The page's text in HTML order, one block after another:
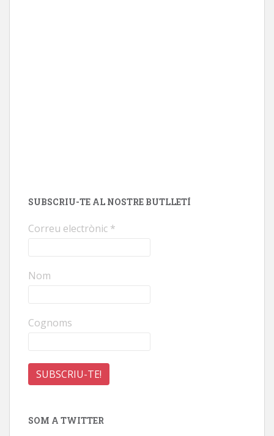
SUBSCRIU-TE AL NOSTRE BUTLLETÍ
Correu electrònic *
Nom
Cognoms
SOM A TWITTER